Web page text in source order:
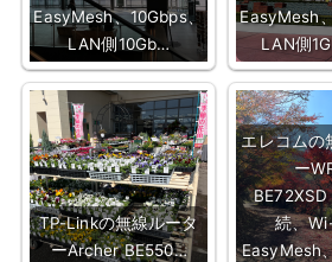
EasyMesh、10Gbps、
LAN側10Gb…
EasyMesh
LAN側
TP-Linkの無線ルータ
ーArcher BE550…
エレコムの
ー
続、
EasyMesh